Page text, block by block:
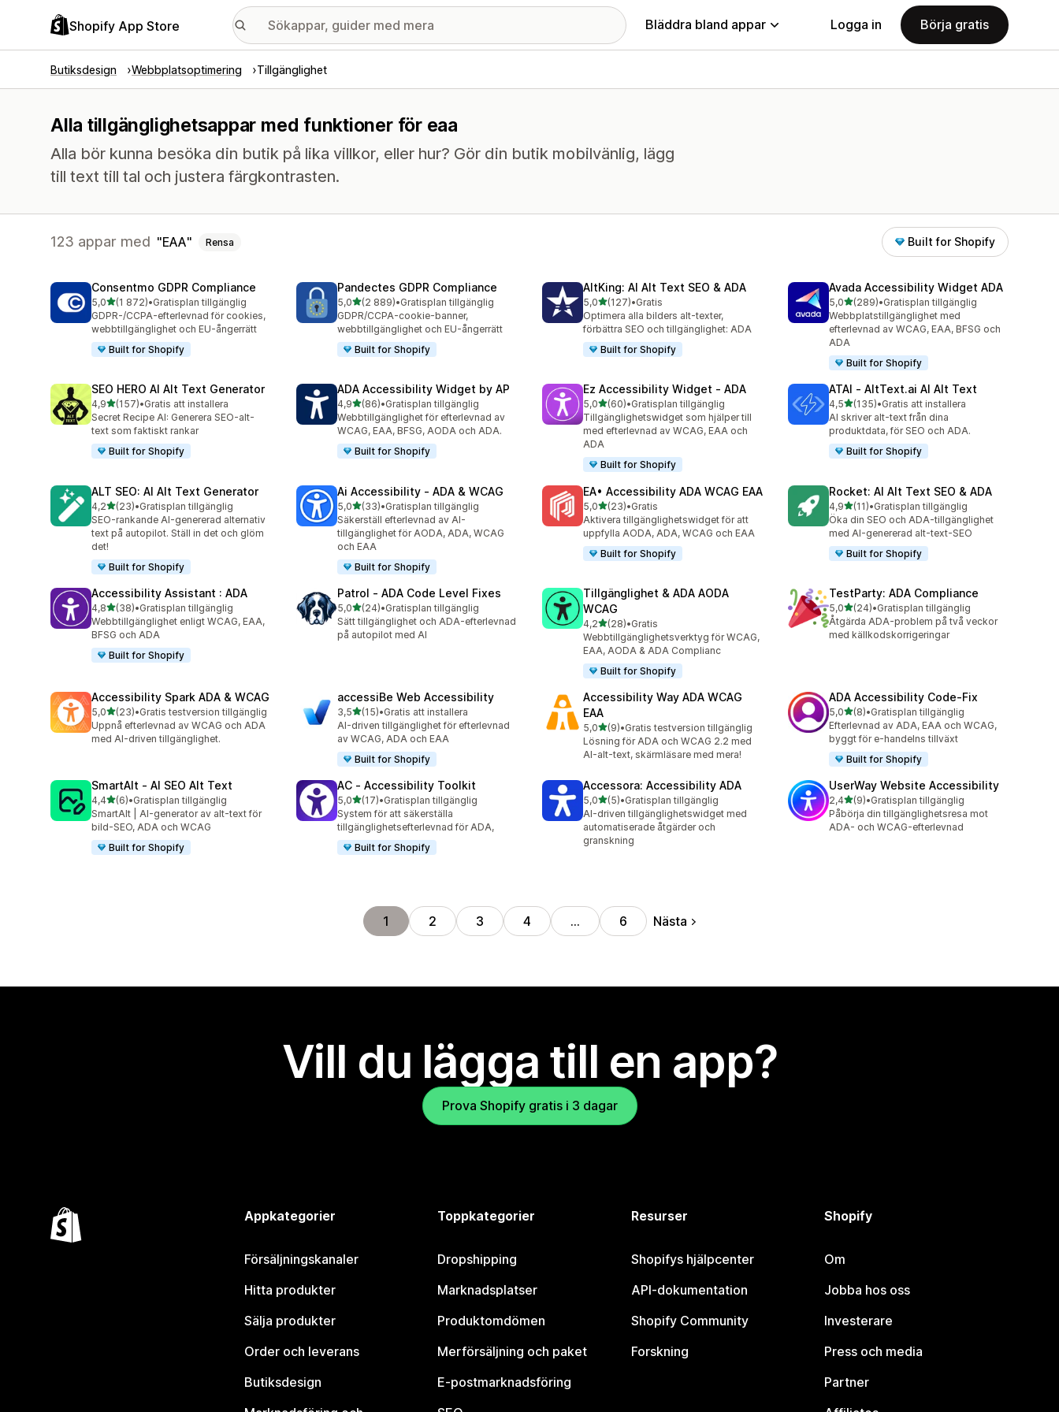
Shopify App Store Bläddra bland appar Logga in Börja gratis
Butiksdesign Webbplatsoptimering Tillgänglighet
Alla tillgänglighetsappar med funktioner för eaa
Alla bör kunna besöka din butik på lika villkor, eller hur? Gör din butik mobilvänlig, lägg
till text till tal och justera färgkontrasten.
123 appar med EAA Rensa Built for Shopify
Consentmo GDPR Compliance
5,0av 5 stjärnor
(1 872)
1872 recensioner totalt
•Gratisplan tillgänglig
GDPR-/CCPA-efterlevnad för cookies,
webbtillgänglighet och EU-ångerrätt
Built for Shopify
Pandectes GDPR Compliance
5,0av 5 stjärnor
(2 889)
2889 recensioner totalt
•Gratisplan tillgänglig
GDPR/CCPA-cookie-banner,
webbtillgänglighet och EU-ångerrätt
Built for Shopify
AltKing: AI Alt Text SEO & ADA
5,0av 5 stjärnor
(127)
127 recensioner totalt
•Gratis
Optimera alla bilders alt-texter,
förbättra SEO och tillgänglighet: ADA
Built for Shopify
Avada Accessibility Widget ADA
5,0av 5 stjärnor
(289)
289 recensioner totalt
•Gratisplan tillgänglig
Webbplatstillgänglighet med
efterlevnad av WCAG, EAA, BFSG och
ADA
Built for Shopify
SEO HERO AI Alt Text Generator
4,9av 5 stjärnor
(157)
157 recensioner totalt
•Gratis att installera
Secret Recipe AI: Generera SEO-alt-
text som faktiskt rankar
Built for Shopify
ADA Accessibility Widget by AP
4,9av 5 stjärnor
(86)
86 recensioner totalt
•Gratisplan tillgänglig
Webbtillgänglighet för efterlevnad av
WCAG, EAA, BFSG, AODA och ADA.
Built for Shopify
Ez Accessibility Widget ‑ ADA
5,0av 5 stjärnor
(60)
60 recensioner totalt
•Gratisplan tillgänglig
Tillgänglighetswidget som hjälper till
med efterlevnad av WCAG, EAA och
ADA
Built for Shopify
ATAI ‑ AltText.ai AI Alt Text
4,5av 5 stjärnor
(135)
135 recensioner totalt
•Gratis att installera
AI skriver alt-text från dina
produktdata, för SEO och ADA.
Built for Shopify
ALT SEO: AI Alt Text Generator
4,2av 5 stjärnor
(23)
23 recensioner totalt
•Gratisplan tillgänglig
SEO-rankande AI-genererad alternativ
text på autopilot. Ställ in det och glöm
det!
Built for Shopify
Ai Accessibility ‑ ADA & WCAG
5,0av 5 stjärnor
(33)
33 recensioner totalt
•Gratisplan tillgänglig
Säkerställ efterlevnad av AI-
tillgänglighet för AODA, ADA, WCAG
och EAA
Built for Shopify
EA• Accessibility ADA WCAG EAA
5,0av 5 stjärnor
(23)
23 recensioner totalt
•Gratis
Aktivera tillgänglighetswidget för att
uppfylla AODA, ADA, WCAG och EAA
Built for Shopify
Rocket: AI Alt Text SEO & ADA
4,9av 5 stjärnor
(11)
11 recensioner totalt
•Gratisplan tillgänglig
Öka din SEO och ADA-tillgänglighet
med AI-genererad alt-text-SEO
Built for Shopify
Accessibility Assistant : ADA
4,8av 5 stjärnor
(38)
38 recensioner totalt
•Gratisplan tillgänglig
Webbtillgänglighet enligt WCAG, EAA,
BFSG och ADA
Built for Shopify
Patrol ‑ ADA Code Level Fixes
5,0av 5 stjärnor
(24)
24 recensioner totalt
•Gratisplan tillgänglig
Sätt tillgänglighet och ADA-efterlevnad
på autopilot med AI
Tillgänglighet & ADA AODA
WCAG
4,2av 5 stjärnor
(28)
28 recensioner totalt
•Gratis
Webbtillgänglighetsverktyg för WCAG,
EAA, AODA & ADA Complianc
Built for Shopify
TestParty: ADA Compliance
5,0av 5 stjärnor
(24)
24 recensioner totalt
•Gratisplan tillgänglig
Åtgärda ADA-problem på två veckor
med källkodskorrigeringar
Accessibility Spark ADA & WCAG
5,0av 5 stjärnor
(23)
23 recensioner totalt
•Gratis testversion tillgänglig
Uppnå efterlevnad av WCAG och ADA
med AI-driven tillgänglighet.
accessiBe Web Accessibility
3,5av 5 stjärnor
(15)
15 recensioner totalt
•Gratis att installera
AI-driven tillgänglighet för efterlevnad
av WCAG, ADA och EAA
Built for Shopify
Accessibility Way ADA WCAG
EAA
5,0av 5 stjärnor
(9)
9 recensioner totalt
•Gratis testversion tillgänglig
Lösning för ADA och WCAG 2.2 med
AI-alt-text, skärmläsare med mera!
ADA Accessibility Code‑Fix
5,0av 5 stjärnor
(8)
8 recensioner totalt
•Gratisplan tillgänglig
Efterlevnad av ADA, EAA och WCAG,
byggt för e-handelns tillväxt
Built for Shopify
SmartAlt ‑ AI SEO Alt Text
4,4av 5 stjärnor
(6)
6 recensioner totalt
•Gratisplan tillgänglig
SmartAlt | AI-generator av alt-text för
bild-SEO, ADA och WCAG
Built for Shopify
AC ‑ Accessibility Toolkit
5,0av 5 stjärnor
(17)
17 recensioner totalt
•Gratisplan tillgänglig
System för att säkerställa
tillgänglighetsefterlevnad för ADA,
Built for Shopify
Accessora: Accessibility ADA
5,0av 5 stjärnor
(5)
5 recensioner totalt
•Gratisplan tillgänglig
AI-driven tillgänglighetswidget med
automatiserade åtgärder och
granskning
UserWay Website Accessibility
2,4av 5 stjärnor
(9)
9 recensioner totalt
•Gratisplan tillgänglig
Påbörja din tillgänglighetsresa mot
ADA- och WCAG-efterlevnad
1 2 3 4 … 6 Nästa
Vill du lägga till en app?
Prova Shopify gratis i 3 dagar
Appkategorier
Försäljningskanaler
Hitta produkter
Sälja produkter
Order och leverans
Butiksdesign
Toppkategorier
Dropshipping
Marknadsplatser
Produktomdömen
Merförsäljning och paket
E-postmarknadsföring
Resurser
Shopifys hjälpcenter
API-dokumentation
Shopify Community
Forskning
Shopify
Om
Jobba hos oss
Investerare
Press och media
Partner